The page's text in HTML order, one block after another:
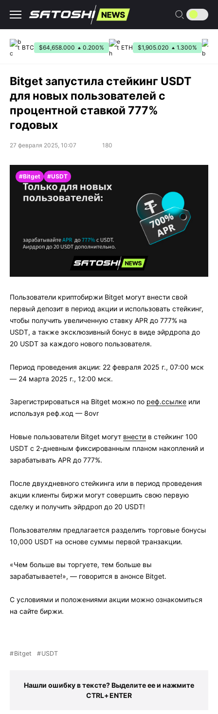
содержанию
BTC $64,658.000 0.200% ETH $1,905.020 1.300%
Bitget запустила стейкинг USDT
для новых пользователей с
процентной ставкой 777%
годовых
27 февраля 2025, 10:07 180
#Bitget #USDT
Пользователи криптобиржи Bitget могут внести свой
первый депозит в период акции и использовать стейкинг,
чтобы получить увеличенную ставку APR до 777% на
USDT, а также эксклюзивный бонус в виде эйрдропа до
20 USDT за каждого нового пользователя.
Период проведения акции: 22 февраля 2025 г., 07:00 мск
— 24 марта 2025 г., 12:00 мск.
Зарегистрироваться на Bitget можно по реф.ссылке или
используя реф.код — 8ovr
Новые пользователи Bitget могут внести в стейкинг 100
USDT с 2-дневным фиксированным планом накоплений и
зарабатывать APR до 777%.
После двухдневного стейкинга или в период проведения
акции клиенты биржи могут совершить свою первую
сделку и получить эйрдроп до 20 USDT!
Пользователям предлагается разделить торговые бонусы
10,000 USDT на основе суммы первой транзакции.
«Чем больше вы торгуете, тем больше вы
зарабатываете!», — говорится в анонсе Bitget.
С условиями и положениями акции можно ознакомиться
на сайте биржи.
Bitget USDT
Нашли ошибку в тексте? Выделите ее и нажмите
CTRL+ENTER